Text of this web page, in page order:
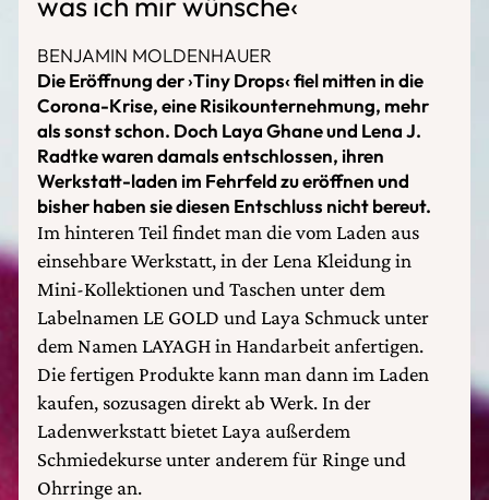
BENJAMIN MOLDENHAUER
Die Eröffnung der›Tiny Drops‹ fiel mitten in die
Corona-Krise, eine Risikounternehmung, mehr
als sonst schon. Doch Laya Ghane und Lena J.
Radtke waren damals entschlossen, ihren
Werkstatt-laden im Fehrfeld zu eröffnen und
bisher haben sie diesen Entschluss nicht bereut.
Im hinteren Teil findet man die vom Laden aus
einsehbare Werkstatt, in der Lena Kleidung in
Mini-Kollektionen und Taschen unter dem
Labelnamen LE GOLD und Laya Schmuck unter
dem Namen LAYAGH in Handarbeit anfertigen.
Die fertigen Produkte kann man dann im Laden
kaufen, sozusagen direkt ab Werk. In der
Ladenwerkstatt bietet Laya außerdem
Schmiedekurse unter anderem für Ringe und
Ohrringe an.